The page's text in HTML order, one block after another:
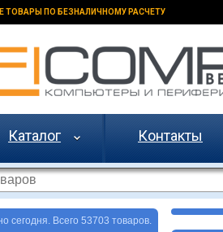
ТОВАРЫ ПО БЕЗНАЛИЧНОМУ РАСЧЕТУ
Каталог Контакты
сегодня. Всего 53703 товаров.